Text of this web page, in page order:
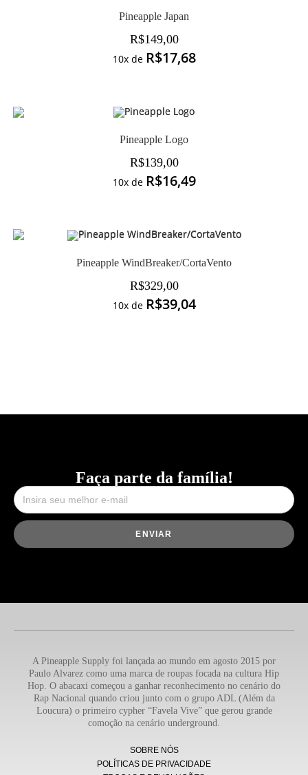
Pineapple Japan
R$149,00
10x de R$17,68
Pineapple Logo
R$139,00
10x de R$16,49
Pineapple WindBreaker/CortaVento
R$329,00
10x de R$39,04
Faça parte da família!
ENVIAR
A Pineapple Supply foi lançada ao mundo em agosto 2015 por
Paulo Alvarez como uma marca de roupas focada na cultura Hip
Hop. O abacaxi começou a ganhar reconhecimento no cenário do
Rap Nacional quando criou junto com o grupo ADL (Além da
Loucura) o primeiro cypher “Favela Vive” que gerou grande
comoção na cenário underground.
SOBRE NÓS
POLÍTICAS DE PRIVACIDADE